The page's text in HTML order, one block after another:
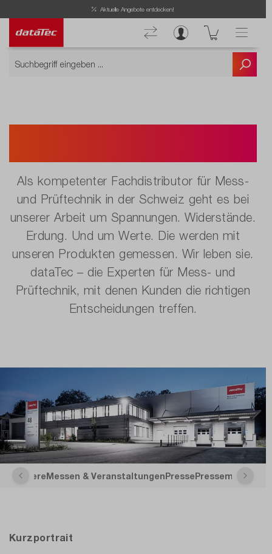
Aktuelle Angebote entdecken!
Als kompetenter Fachdistributor für Mess-
und Prüftechnik in der Schweiz geht es bei
unserer Arbeit um Spannungen. Widerstände.
Erdung. Und um Werte. Die werden mit
unseren Produkten gemessen. Wir leben sie.
dataTec – die Experten für Mess- und
Prüftechnik, mit denen Kunden die richtigen
Entscheidungen treffen.
KarriereMessen & VeranstaltungenPresse
Kurzportrait
Now viewing Kurzportrait section